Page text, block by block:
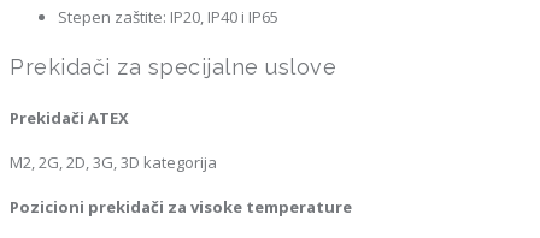
Stepen zaštite: IP20, IP40 i IP65
Prekidači za specijalne uslove
Prekidači ATEX
M2, 2G, 2D, 3G, 3D kategorija
Pozicioni prekidači za visoke temperature